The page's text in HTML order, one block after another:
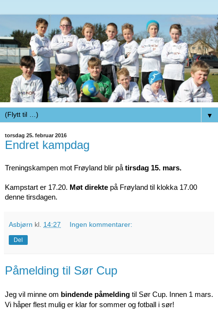
▼
torsdag 25. februar 2016
Endret kampdag
Treningskampen mot Frøyland blir påtirsdag 15. mars.
Kampstart er 17.20. Møt direkte på Frøyland til klokka 17.00
denne tirsdagen.
Asbjørn kl. 14:27 Ingen kommentarer:
Del
Påmelding til Sør Cup
Jeg vil minne om bindende påmelding til Sør Cup. Innen 1 mars.
Vi håper flest mulig er klar for sommer og fotball i sør!